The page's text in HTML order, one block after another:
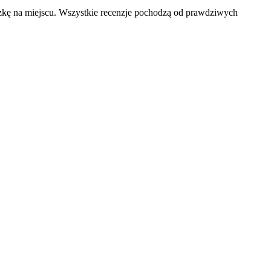
na miejscu. Wszystkie recenzje pochodzą od prawdziwych